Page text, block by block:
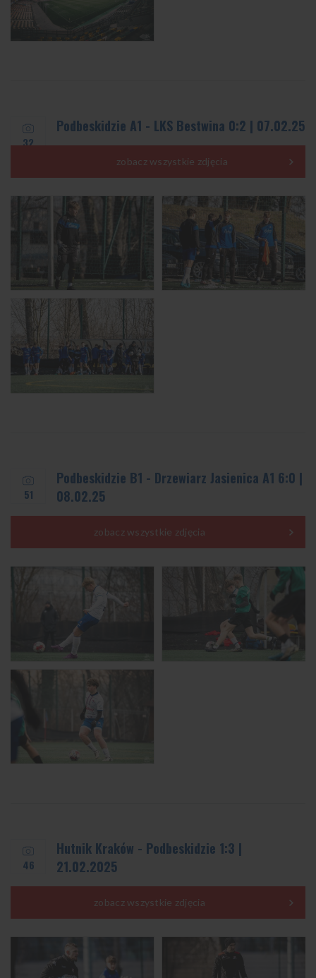
32
Podbeskidzie A1 - LKS Bestwina 0:2 | 07.02.25
zobacz wszystkie zdjęcia
51
Podbeskidzie B1 - Drzewiarz Jasienica A1 6:0 |
08.02.25
zobacz wszystkie zdjęcia
46
Hutnik Kraków - Podbeskidzie 1:3 |
21.02.2025
zobacz wszystkie zdjęcia